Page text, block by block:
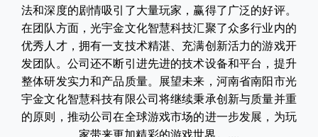
法和深度的剧情吸引了大量玩家，赢得了广泛的好评。
在团队方面，光宇金文化智慧科技汇聚了众多行业内的
优秀人才，拥有一支技术精湛、充满创新活力的游戏开
发团队。公司还不断引进先进的技术设备和平台，提升
整体研发实力和产品质量。展望未来，河南省南阳市光
宇金文化智慧科技有限公司将继续秉承创新与质量并重
的原则，推动公司在全球游戏市场的进一步发展，为玩
家带来更加精彩的游戏世界。....